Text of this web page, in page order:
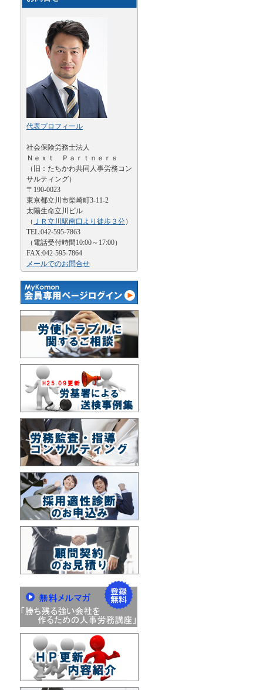
代表プロフィール
社会保険労務士法人
Ｎｅｘｔ Ｐａｒｔｎｅｒｓ
（旧：たちかわ共同人事労務コン
サルティング）
〒190-0023
東京都立川市柴崎町3-11-2
太陽生命立川ビル
（ ＪＲ立川駅南口より徒歩３分）
TEL:042-595-7863
（電話受付時間10:00～17:00）
FAX:042-595-7864
メールでのお問合せ